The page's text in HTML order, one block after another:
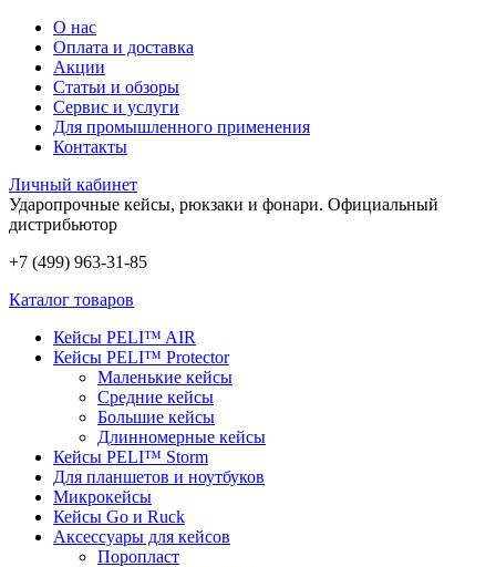
О нас
Оплата и доставка
Акции
Статьи и обзоры
Сервис и услуги
Для промышленного применения
Контакты
Личный кабинет
Ударопрочные кейсы, рюкзаки и фонари. Официальный
дистрибьютор
+7 (499) 963-31-85
Каталог товаров
Кейсы PELI™ AIR
Кейсы PELI™ Protector
Маленькие кейсы
Средние кейсы
Большие кейсы
Длинномерные кейсы
Кейсы PELI™ Storm
Для планшетов и ноутбуков
Микрокейсы
Кейсы Go и Ruck
Аксессуары для кейсов
Поропласт